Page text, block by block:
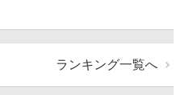
ランキング一覧へ